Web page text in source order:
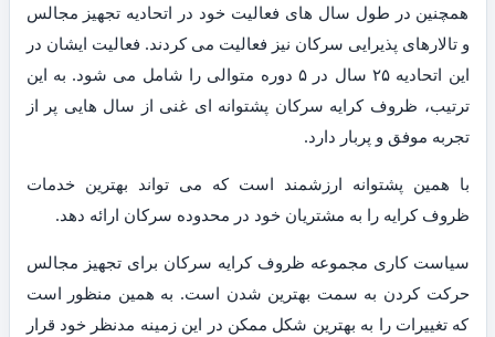
همچنین در طول سال های فعالیت خود در اتحادیه تجهیز مجالس
و تالارهای پذیرایی سرکان نیز فعالیت می کردند. فعالیت ایشان در
این اتحادیه ۲۵ سال در ۵ دوره متوالی را شامل می شود. به این
ترتیب، ظروف کرایه سرکان پشتوانه ای غنی از سال هایی پر از
تجربه موفق و پربار دارد.
با همین پشتوانه ارزشمند است که می تواند بهترین خدمات
ظروف کرایه را به مشتریان خود در محدوده سرکان ارائه دهد.
سیاست کاری مجموعه ظروف کرایه سرکان برای تجهیز مجالس
حرکت کردن به سمت بهترین شدن است. به همین منظور است
که تغییرات را به بهترین شکل ممکن در این زمینه مدنظر خود قرار